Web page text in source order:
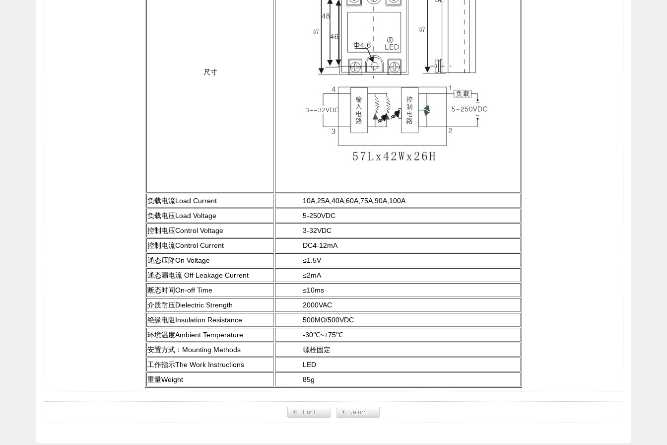
尺寸
负载电流Load Current
10A,25A,40A,60A,75A,90A,100A
负载电压Load Voltage
5-250VDC
控制电压Control Voltage
3-32VDC
控制电流Control Current
DC4-12mA
通态压降On Voltage
≤1.5V
通态漏电流 Off Leakage Current
≤2mA
断态时间On-off Time
≤10ms
介质耐压Dielectric Strength
2000VAC
绝缘电阻Insulation Resistance
500MΩ/500VDC
环境温度Ambient Temperature
-30℃~+75℃
安置方式：Mounting Methods
螺栓固定
工作指示The Work Instructions
LED
重量Weight
85g